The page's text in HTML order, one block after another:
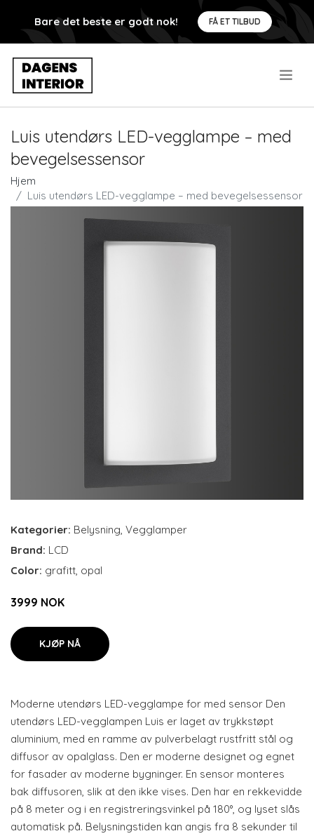
Bare det beste er godt nok! FÅ ET TILBUD
Luis utendørs LED-vegglampe – med
bevegelsessensor
Hjem
Luis utendørs LED-vegglampe – med bevegelsessensor
Kategorier: Belysning, Vegglamper
Brand: LCD
Color: grafitt, opal
3999 NOK
KJØP NÅ
Moderne utendørs LED-vegglampe for med sensor Den
utendørs LED-vegglampen Luis er laget av trykkstøpt
aluminium, med en ramme av pulverbelagt rustfritt stål og
diffusor av opalglass. Den er moderne designet og egnet
for fasader av moderne bygninger. En sensor monteres
bak diffusoren, slik at den ikke vises. Den har en rekkevidde
på 8 meter og i en registreringsvinkel på 180°, og lyset slås
automatisk på. Belysningstiden kan angis fra 8 sekunder til